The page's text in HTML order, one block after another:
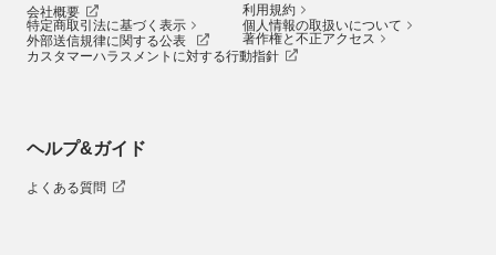
会社概要
利用規約
特定商取引法に基づく表示
個人情報の取扱いについて
外部送信規律に関する公表
著作権と不正アクセス
カスタマーハラスメントに対する行動指針
ヘルプ&ガイド
よくある質問